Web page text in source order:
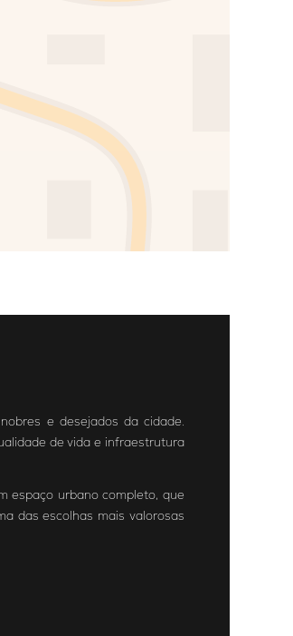
e desejados da cidade.
de vida e infraestrutura
espaço urbano completo, que
das escolhas mais valorosas